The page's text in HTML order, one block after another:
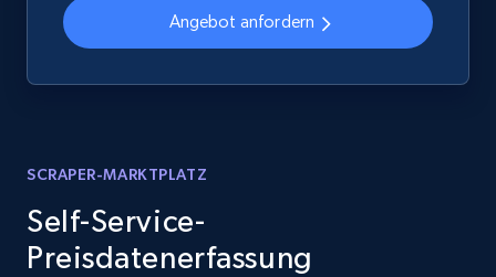
Angebot anfordern
SCRAPER-MARKTPLATZ
Self-Service-
Preisdatenerfassung